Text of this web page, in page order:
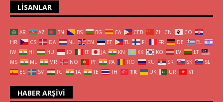
LISANLAR
AR AZ BN BS BG CA CEB ZH-CN
CO
HR
CS DA NL EN ET TL FI FR DE
EL
IW
HI HU ID IT JA KN KK KO LV
LT
MS
ML MR NO PT PA RO RU SR SK
SL
ES
SV TG TA TE TH TR UK UR VI
HABER ARŞIVI